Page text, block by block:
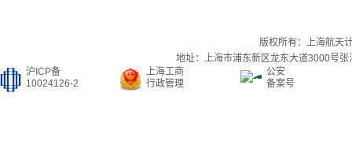
版权所有：上海航天
地址：上海市浦东新区龙东大道3000号
沪ICP备
10024126-2
上海工商
行政管理
公安
备案号